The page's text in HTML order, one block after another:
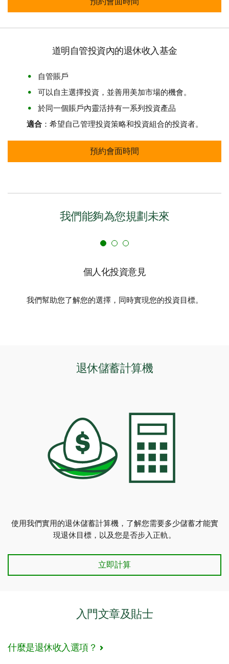
道明自管投資內的退休收入基金
自管賬戶
可以自主選擇投資，並善用美加市場的機會。
於同一個賬戶內靈活持有一系列投資產品
適合：希望自己管理投資策略和投資組合的投資者。
道明自管投資退休收入基金 預約會面
預約會面時間
我們能夠為您規劃未來
個人化投資意見
我們幫助您了解您的選擇，同時實現您的投資目標。
退休儲蓄計算機
使用我們實用的退休儲蓄計算機，了解您需要多少儲蓄才能實
現退休目標，以及您是否步入正軌。
退休儲蓄計算機
立即計算
入門文章及貼士
什麼是退休收入選項？